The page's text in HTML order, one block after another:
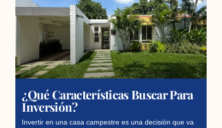
¿Qué Características Buscar Para
Inversión?
Invertir en una casa campestre es una decisión que va